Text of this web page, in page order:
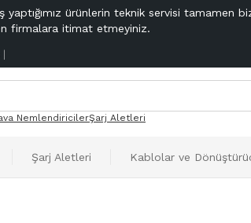
yaptığımız ürünlerin teknik servisi tamamen
firmalara itimat etmeyiniz.
NemlendiricilerŞarj Aletleri
Şarj Aletleri Kablolar ve